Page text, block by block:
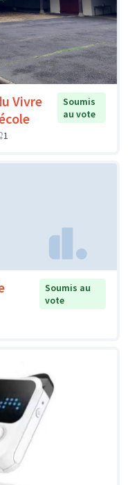
Vivre
Soumis
au vote
1
Soumis au
vote